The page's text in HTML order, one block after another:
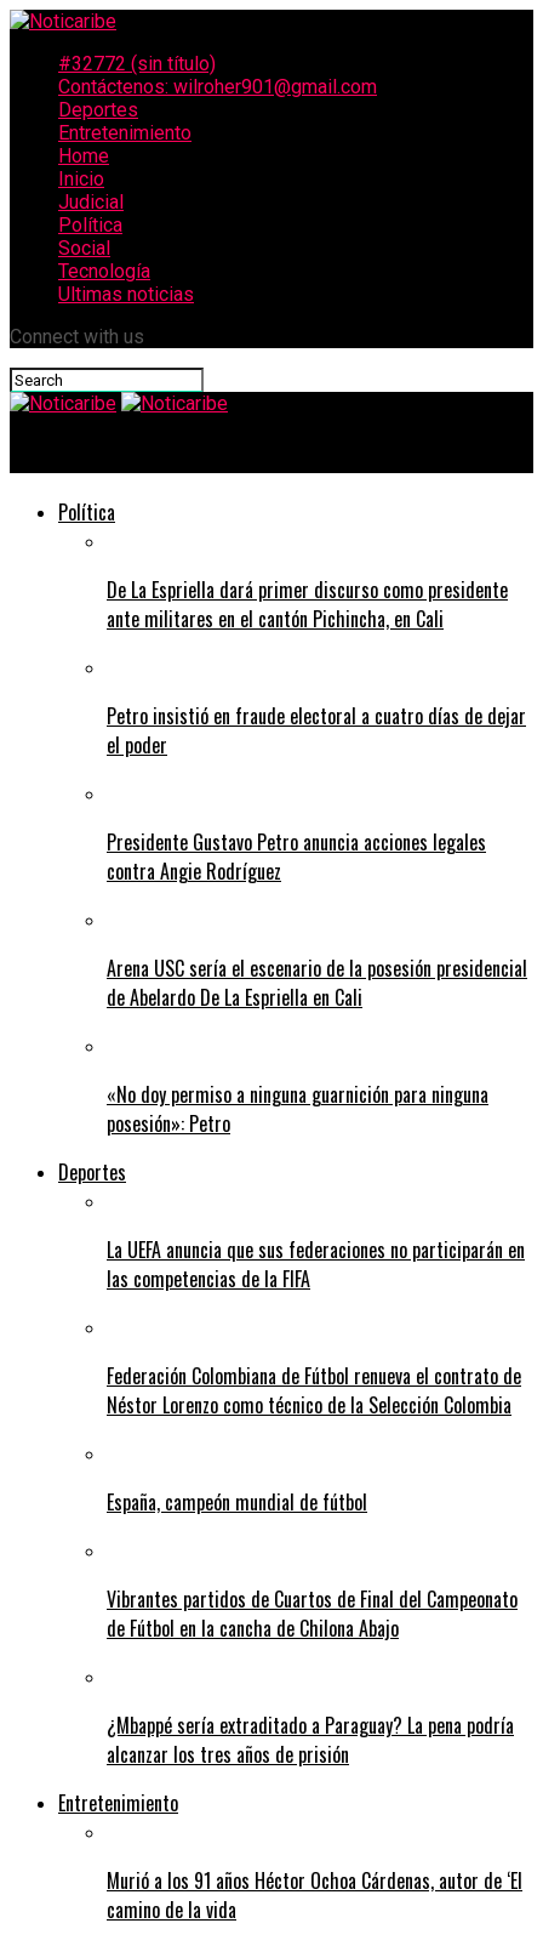
#32772 (sin título)
Contáctenos: wilroher901@gmail.com
Deportes
Entretenimiento
Home
Inicio
Judicial
Política
Social
Tecnología
Ultimas noticias
Connect with us
Política
De La Espriella dará primer discurso como presidente
ante militares en el cantón Pichincha, en Cali
Petro insistió en fraude electoral a cuatro días de dejar
el poder
Presidente Gustavo Petro anuncia acciones legales
contra Angie Rodríguez
Arena USC sería el escenario de la posesión presidencial
de Abelardo De La Espriella en Cali
«No doy permiso a ninguna guarnición para ninguna
posesión»: Petro
Deportes
La UEFA anuncia que sus federaciones no participarán en
las competencias de la FIFA
Federación Colombiana de Fútbol renueva el contrato de
Néstor Lorenzo como técnico de la Selección Colombia
España, campeón mundial de fútbol
Vibrantes partidos de Cuartos de Final del Campeonato
de Fútbol en la cancha de Chilona Abajo
¿Mbappé sería extraditado a Paraguay? La pena podría
alcanzar los tres años de prisión
Entretenimiento
Murió a los 91 años Héctor Ochoa Cárdenas, autor de ‘El
camino de la vida